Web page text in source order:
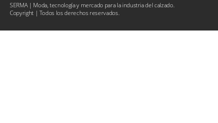
SERMA | Moda, tecnología y mercado para la industria del calzado.
Copyright | Todos los derechos reservados.